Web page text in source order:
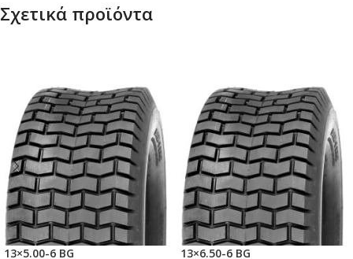
Σχετικά προϊόντα
13×5.00-6 BG 13×6.50-6 BG